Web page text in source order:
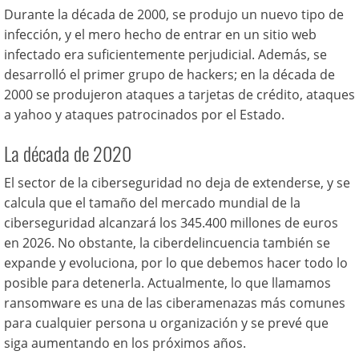
Durante la década de 2000, se produjo un nuevo tipo de
infección, y el mero hecho de entrar en un sitio web
infectado era suficientemente perjudicial. Además, se
desarrolló el primer grupo de hackers; en la década de
2000 se produjeron ataques a tarjetas de crédito, ataques
a yahoo y ataques patrocinados por el Estado.
La década de 2020
El sector de la ciberseguridad no deja de extenderse, y se
calcula que el tamaño del mercado mundial de la
ciberseguridad alcanzará los 345.400 millones de euros
en 2026. No obstante, la ciberdelincuencia también se
expande y evoluciona, por lo que debemos hacer todo lo
posible para detenerla. Actualmente, lo que llamamos
ransomware es una de las ciberamenazas más comunes
para cualquier persona u organización y se prevé que
siga aumentando en los próximos años.